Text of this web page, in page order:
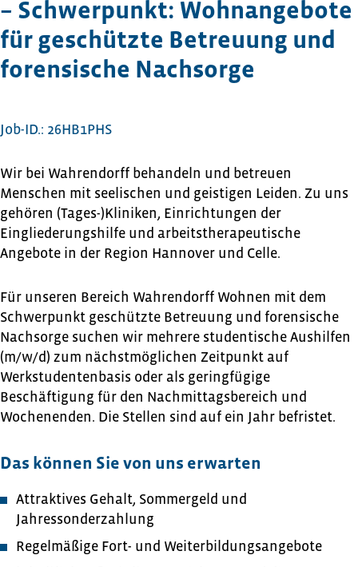
– Schwerpunkt: Wohnangebote
für geschützte Betreuung und
forensische Nachsorge
Job-ID.: 26HB1PHS
Wir bei Wahrendorff behandeln und betreuen
Menschen mit seelischen und geistigen Leiden. Zu uns
gehören (Tages-)Kliniken, Einrichtungen der
Eingliederungshilfe und arbeitstherapeutische
Angebote in der Region Hannover und Celle.
Für unseren Bereich Wahrendorff Wohnen mit dem
Schwerpunkt geschützte Betreuung und forensische
Nachsorge suchen wir mehrere studentische Aushilfen
(m/w/d) zum nächstmöglichen Zeitpunkt auf
Werkstudentenbasis oder als geringfügige
Beschäftigung für den Nachmittagsbereich und
Wochenenden. Die Stellen sind auf ein Jahr befristet.
Das können Sie von uns erwarten
Attraktives Gehalt, Sommergeld und
Jahressonderzahlung
Regelmäßige Fort- und Weiterbildungsangebote